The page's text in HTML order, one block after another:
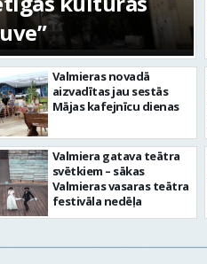
Valmieras novadā
aizvadītas jau sestās
Mājas kafejnīcu dienas
Valmiera gatava teātra
svētkiem – sākas
Valmieras vasaras teātra
festivāla nedēļa